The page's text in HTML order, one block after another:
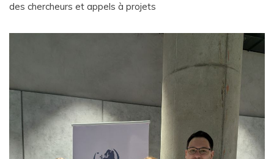
des chercheurs et appels à projets